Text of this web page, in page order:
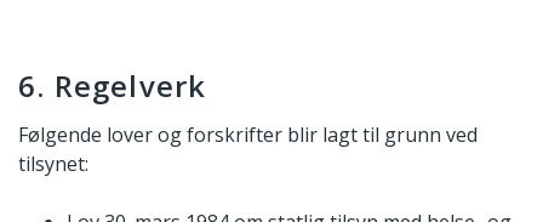
6. Regelverk
Følgende lover og forskrifter blir lagt til grunn ved
tilsynet: